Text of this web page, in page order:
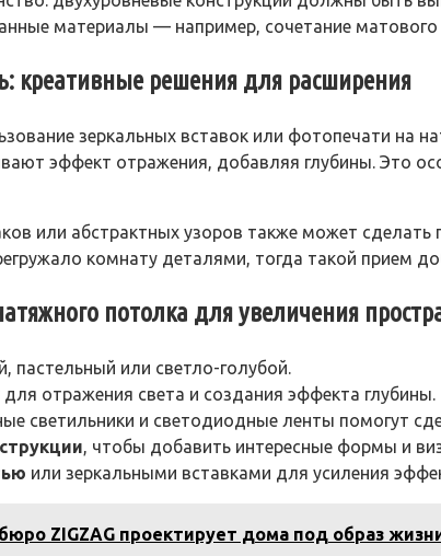
материалы — например, сочетание
креативные решения для расширения
зеркальных вставок или фотопечати на
эффект отражения, добавляя глубины. Это
или абстрактных узоров также может
комнату деталями, тогда такой прием
потолка для увеличения
пастельный или светло-голубой.
для отражения света и создания эффекта глубины.
светильники и светодиодные ленты помогут
, чтобы добавить интересные формы и
или зеркальными вставками для усиления
ZIGZAG проектирует дома под образ